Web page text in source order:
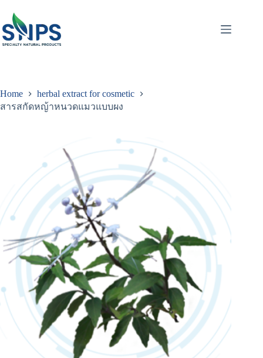
Home
herbal extract for cosmetic
สารสกัดหญ้าหนวดแมวแบบผง